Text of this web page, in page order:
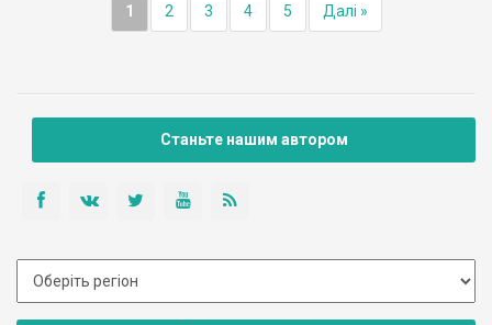
1 2 3 4 5 Далі »
Станьте нашим автором